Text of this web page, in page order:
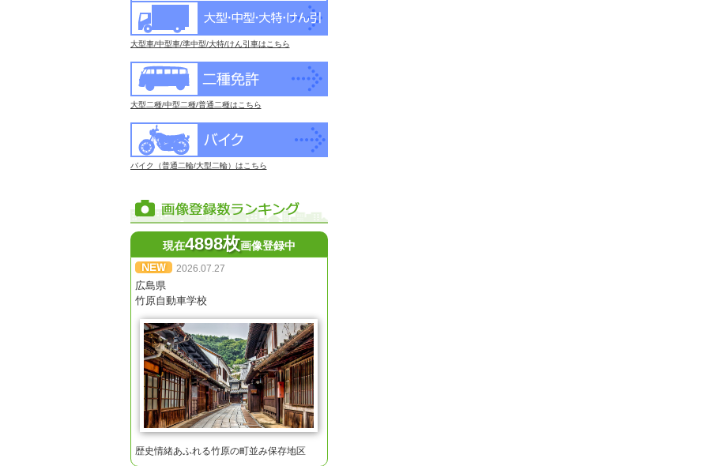
大型車/中型車/準中型/大特/けん引車はこちら
大型二種/中型二種/普通二種はこちら
バイク（普通二輪/大型二輪）はこちら
現在4898枚画像登録中
2026.07.27
広島県
竹原自動車学校
歴史情緒あふれる竹原の町並み保存地区